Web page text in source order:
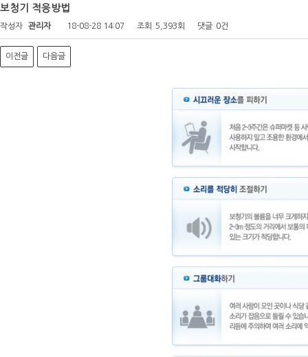
보청기 적응방법
작성자 관리자 18-08-28 14:07 조회 5,393회 댓글 0건
이전글 다음글